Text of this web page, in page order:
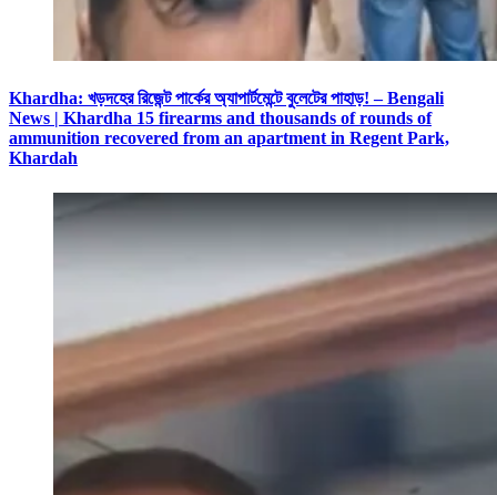
Khardha: খড়দহের রিজেন্ট পার্কের অ্যাপার্টমেন্টে বুলেটের পাহাড়! – Bengali
News | Khardha 15 firearms and thousands of rounds of
ammunition recovered from an apartment in Regent Park,
Khardah